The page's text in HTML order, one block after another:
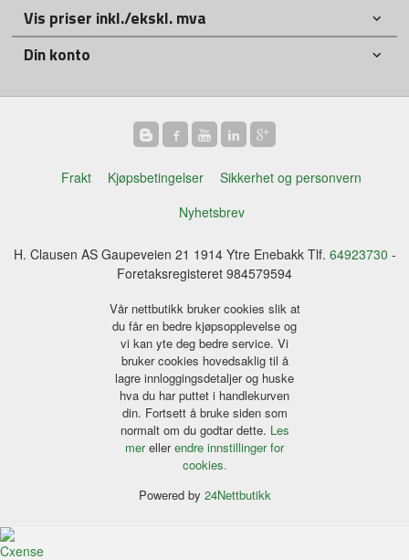
Vis priser inkl./ekskl. mva
Din konto
Frakt Kjøpsbetingelser
Sikkerhet og personvern
Nyhetsbrev
H. Clausen AS Gaupeveien 21 1914 Ytre Enebakk Tlf. 64923730 -
Foretaksregisteret 984579594
Vår nettbutikk bruker cookies slik at
du får en bedre kjøpsopplevelse og
vi kan yte deg bedre service. Vi
bruker cookies hovedsaklig til å
lagre innloggingsdetaljer og huske
hva du har puttet i handlekurven
din. Fortsett å bruke siden som
normalt om du godtar dette. Les
merellerendre innstillinger for
cookies.
Powered by 24Nettbutikk